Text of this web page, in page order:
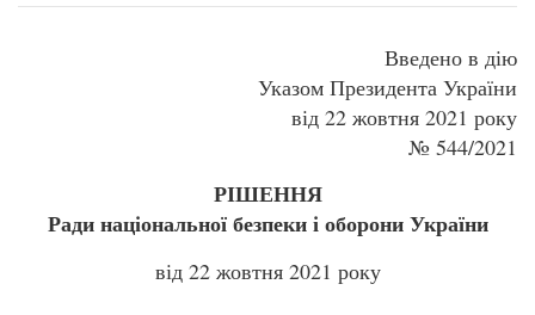
Введено в дію
Указом Президента України
від 22 жовтня 2021 року
№ 544/2021
РІШЕННЯ
Ради національної безпеки і оборони України
від 22 жовтня 2021 року